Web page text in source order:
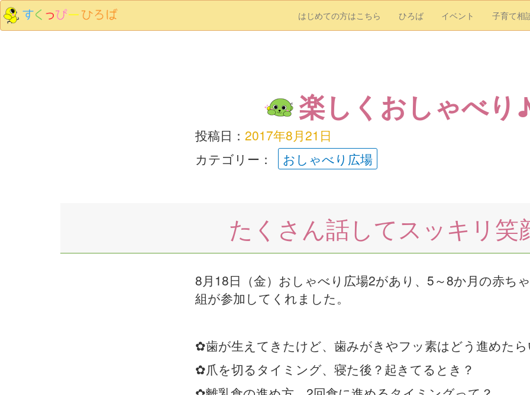
はじめての方はこちら ひろば イベント 子育て相
楽しくおしゃべり
投稿日： 2017年8月21日
カテゴリー：
おしゃべり広場
たくさん話してスッキリ
8月18日（金）おしゃべり広場2があり、5～8か月の赤ち
組が参加してくれました。
✿歯が生えてきたけど、歯みがきやフッ素はどう進めた
✿爪を切るタイミング、寝た後？起きてるとき？